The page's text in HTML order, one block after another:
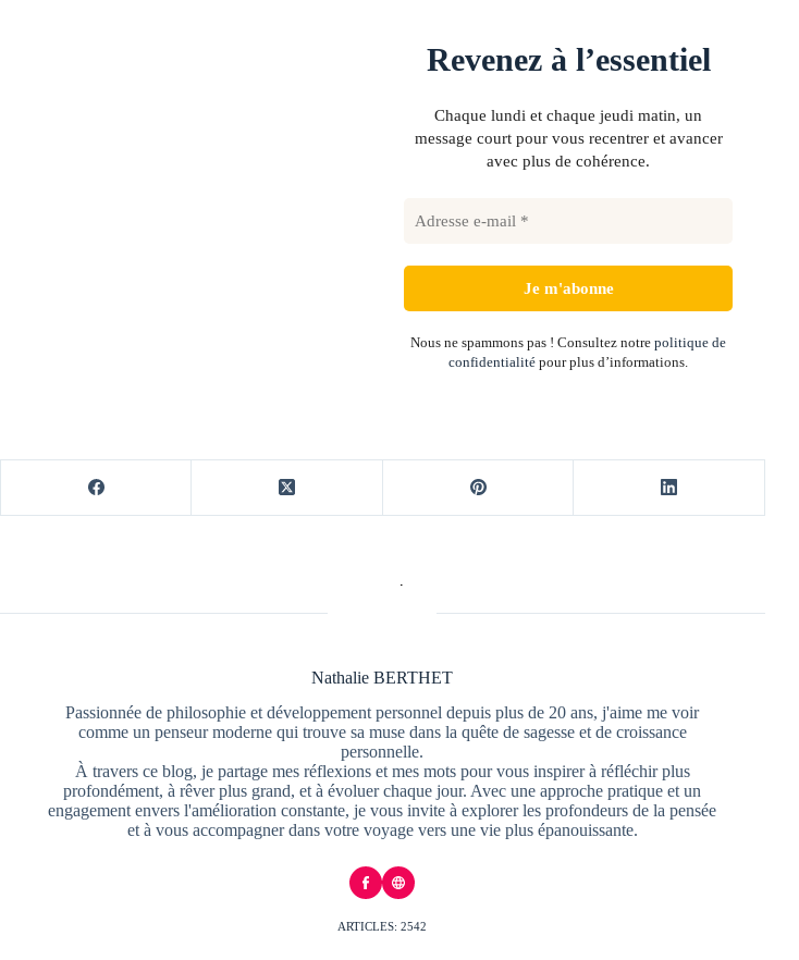
Revenez à l’essentiel
Chaque lundi et chaque jeudi matin, un
message court pour vous recentrer et avancer
avec plus de cohérence.
Nous ne spammons pas ! Consultez notrepolitique de
confidentialité pour plus d’informations.
Nathalie BERTHET
Passionnée de philosophie et développement personnel depuis plus de 20 ans, j'aime me voir
comme un penseur moderne qui trouve sa muse dans la quête de sagesse et de croissance
personnelle.
À travers ce blog, je partage mes réflexions et mes mots pour vous inspirer à réfléchir plus
profondément, à rêver plus grand, et à évoluer chaque jour. Avec une approche pratique et un
engagement envers l'amélioration constante, je vous invite à explorer les profondeurs de la pensée
et à vous accompagner dans votre voyage vers une vie plus épanouissante.
ARTICLES: 2542